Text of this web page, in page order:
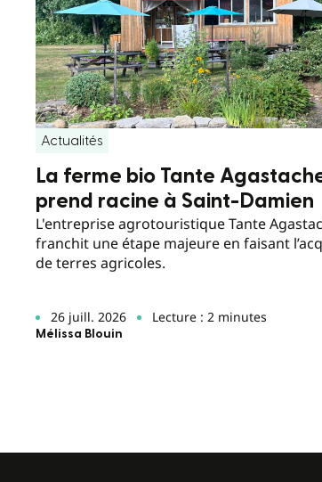
Actualités
La ferme bio Tante
prend racine à Saint-Damien
L'entreprise agrotouristique Tante
franchit une étape majeure en faisant
de terres agricoles.
26 juill. 2026 Lecture : 2 minutes
Mélissa Blouin